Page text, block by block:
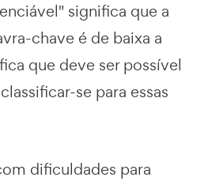
significa que a
chave é de baixa a
que deve ser possível
se para essas
dificuldades para